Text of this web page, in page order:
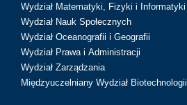
Wydział Matematyki, Fizyki i Informatyki
Wydział Nauk Społecznych
Wydział Oceanografii i Geografii
Wydział Prawa i Administracji
Wydział Zarządzania
Międzyuczelniany Wydział Biotechnologii